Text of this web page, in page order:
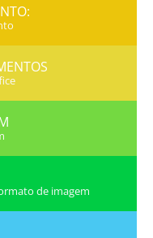
de imagem